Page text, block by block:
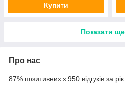
Купити
Показати ще
Про нас
87% позитивних з 950 відгуків за рік